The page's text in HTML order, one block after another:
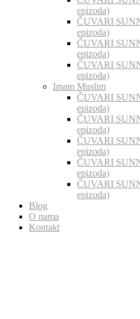
epizoda)
ČUVARI
epizoda)
ČUVARI
epizoda)
ČUVARI
epizoda)
Imam Muslim
ČUVARI
epizoda)
ČUVARI
epizoda)
ČUVARI
epizoda)
ČUVARI
epizoda)
ČUVARI
epizoda)
Blog
O nama
Kontakt